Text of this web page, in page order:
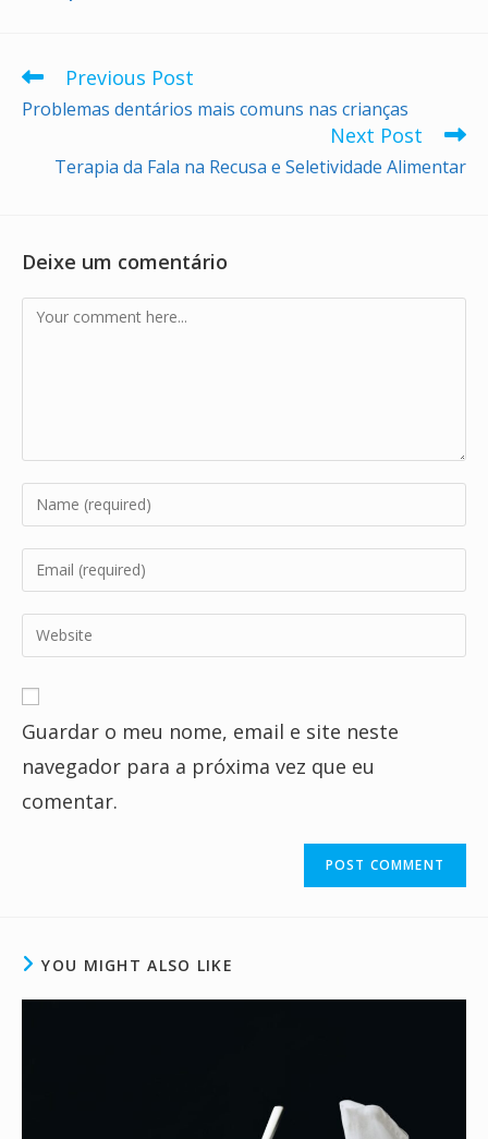
Read
articles
Previous Post
Problemas dentários mais comuns nas crianças
Next Post
Terapia da Fala na Recusa e Seletividade Alimentar
Deixe um comentário
Comment
Enter
your
name
comment
Enter
your
email
address
Enter
your
URL
(optional)
Guardar o meu nome, email e site neste
navegador para a próxima vez que eu
comentar.
YOU MIGHT ALSO LIKE